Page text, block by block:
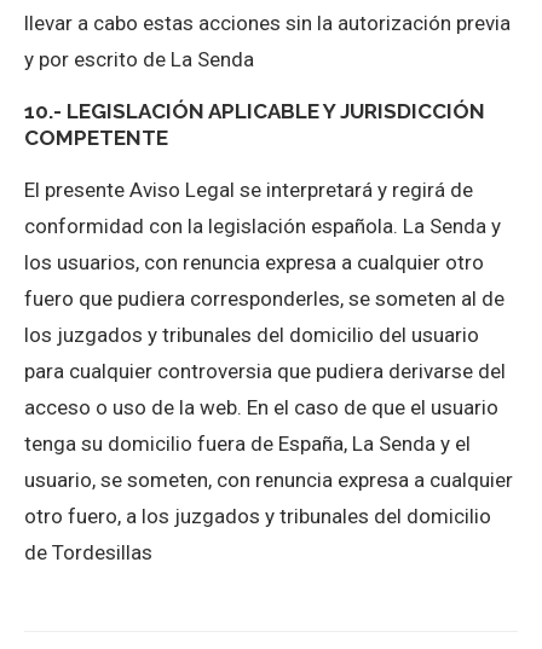
llevar a cabo estas acciones sin la autorización previa
y por escrito de La Senda
10.- LEGISLACIÓN APLICABLE Y JURISDICCIÓN
COMPETENTE
El presente Aviso Legal se interpretará y regirá de
conformidad con la legislación española. La Senda y
los usuarios, con renuncia expresa a cualquier otro
fuero que pudiera corresponderles, se someten al de
los juzgados y tribunales del domicilio del usuario
para cualquier controversia que pudiera derivarse del
acceso o uso de la web. En el caso de que el usuario
tenga su domicilio fuera de España, La Senda y el
usuario, se someten, con renuncia expresa a cualquier
otro fuero, a los juzgados y tribunales del domicilio
de Tordesillas